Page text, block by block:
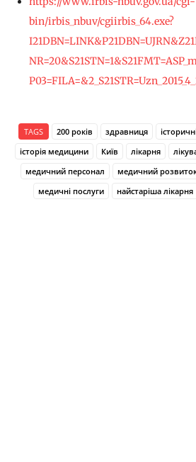
bin/irbis_nbuv/cgiirbis_64.exe?
TAGS 200 років здравниця
історія медицини
Київ лікарня
медичний персонал
медичний
медичні послуги
найстаріша лікарня